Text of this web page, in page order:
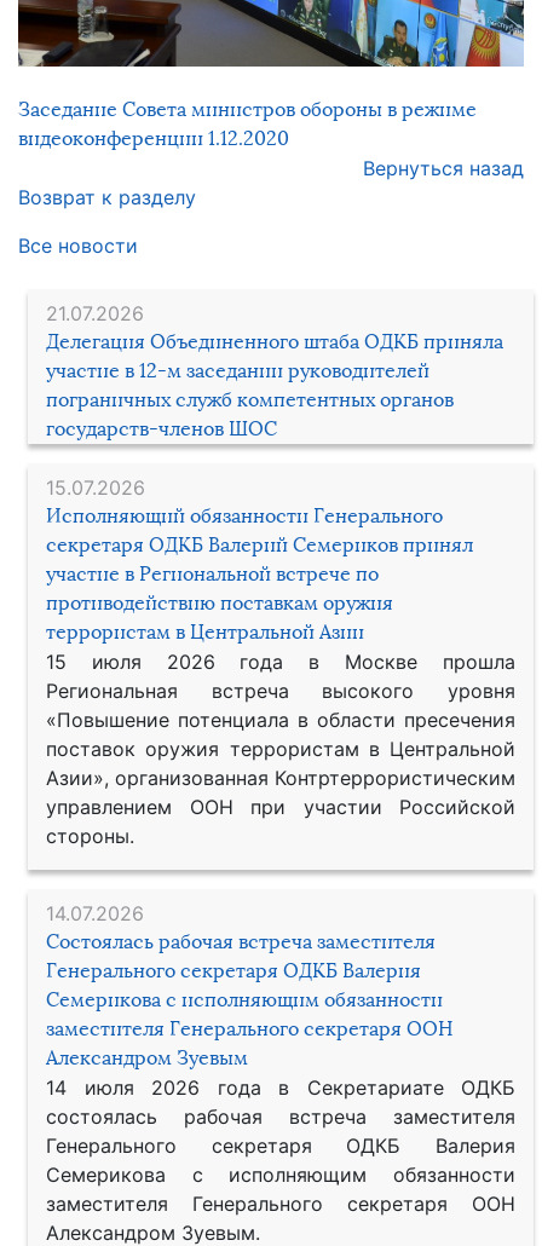
21.07.2026
Делегация Объединенного штаба ОДКБ приняла
участие в 12-м заседании руководителей
пограничных служб компетентных органов
государств-членов ШОС
15.07.2026
Исполняющий обязанности Генерального
секретаря ОДКБ Валерий Семериков принял
участие в Региональной встрече по
противодействию поставкам оружия
террористам в Центральной Азии
15 июля 2026 года в Москве прошла
Региональная встреча высокого уровня
«Повышение потенциала в области пресечения
поставок оружия террористам в Центральной
Азии», организованная Контртеррористическим
управлением ООН при участии Российской
стороны.
14.07.2026
Состоялась рабочая встреча заместителя
Генерального секретаря ОДКБ Валерия
Семерикова с исполняющим обязанности
заместителя Генерального секретаря ООН
Александром Зуевым
14 июля 2026 года в Секретариате ОДКБ
состоялась рабочая встреча заместителя
Генерального секретаря ОДКБ Валерия
Семерикова с исполняющим обязанности
заместителя Генерального секретаря ООН
Александром Зуевым.
Заседание Совета министров обороны в режиме
видеоконференции 1.12.2020
Вернуться назад
Возврат к разделу
Все новости